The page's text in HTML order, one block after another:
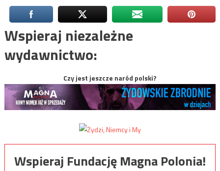
Wspieraj niezależne
wydawnictwo:
Czy jest jeszcze naród polski?
Wspieraj Fundację Magna Polonia!